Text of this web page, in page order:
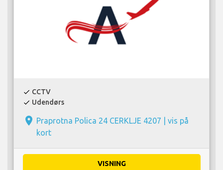
check CCTV
check Udendørs
place Praprotna Polica 24 CERKLJE 4207 | vis på
kort
VISNING